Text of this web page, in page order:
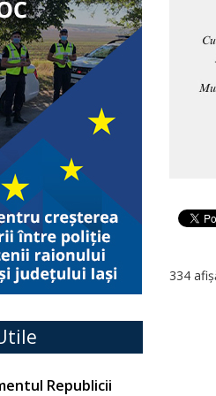
Republicii
334